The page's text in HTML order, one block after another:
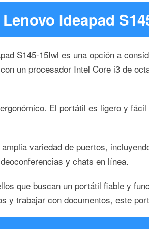
Ideapad
S145-15Iwl es una opción a
un procesador Intel Core i3 de
El portátil es ligero y
variedad de puertos,
y chats en línea.
que buscan un portátil fiable y
trabajar con documentos, este